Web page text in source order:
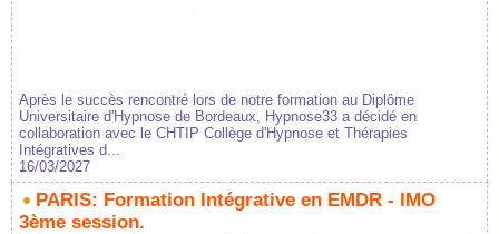
Après le succès rencontré lors de notre formation au Diplôme
Universitaire d'Hypnose de Bordeaux, Hypnose33 a décidé en
collaboration avec le CHTIP Collège d'Hypnose et Thérapies
Intégratives d...
16/03/2027
PARIS: Formation Intégrative en EMDR - IMO
3ème session.